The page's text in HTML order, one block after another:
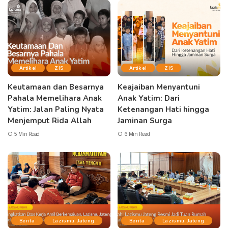
Artikel ZIS
Keutamaan dan Besarnya
Pahala Memelihara Anak
Yatim: Jalan Paling Nyata
Menjemput Rida Allah
5 Min Read
Artikel ZIS
Keajaiban Menyantuni
Anak Yatim: Dari
Ketenangan Hati hingga
Jaminan Surga
6 Min Read
Berita Lazismu Jateng Berita Lazismu Jateng